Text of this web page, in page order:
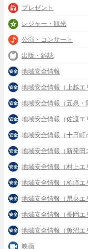
プレゼント
レジャー・観光
公演・コンサート
出版・雑誌
地域安全情報
地域安全情報（上越エ
地域安全情報（五泉・
地域安全情報（佐渡エ
地域安全情報（十日町
地域安全情報（新発田
地域安全情報（村上エ
地域安全情報（柏崎エ
地域安全情報（県央エ
地域安全情報（長岡エ
地域安全情報（魚沼エ
映画